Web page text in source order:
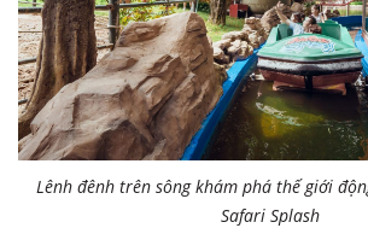
Lênh đênh trên sông khám phá thế giới
Safari Splash